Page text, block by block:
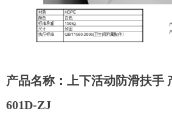
产品名称：上下活动防滑扶手
601D-ZJ